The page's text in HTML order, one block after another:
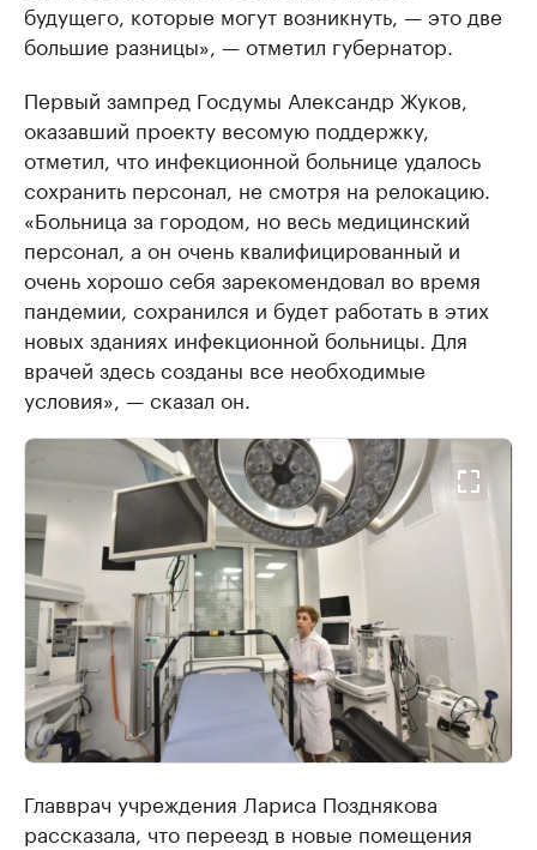
будущего, которые могут возникнуть, — это две
большие разницы», — отметил губернатор.
Первый зампред Госдумы Александр Жуков,
оказавший проекту весомую поддержку,
отметил, что инфекционной больнице удалось
сохранить персонал, не смотря на релокацию.
«Больница за городом, но весь медицинский
персонал, а он очень квалифицированный и
очень хорошо себя зарекомендовал во время
пандемии, сохранился и будет работать в этих
новых зданиях инфекционной больницы. Для
врачей здесь созданы все необходимые
условия», — сказал он.
Главврач учреждения Лариса Позднякова
рассказала, что переезд в новые помещения